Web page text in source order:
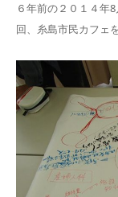
６年前の２０１４年
回、糸島市民カフェ